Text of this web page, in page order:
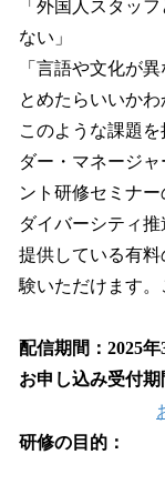
「外国人スタッ
ない」
「言語や文化が
とめたらいいかわ
このような課題
ダー・マネージ
ント研修セミナ
ダイバーシティ
提供している有
験いただけます。
配信期間：2025年
お申し込み受付
研修の目的：